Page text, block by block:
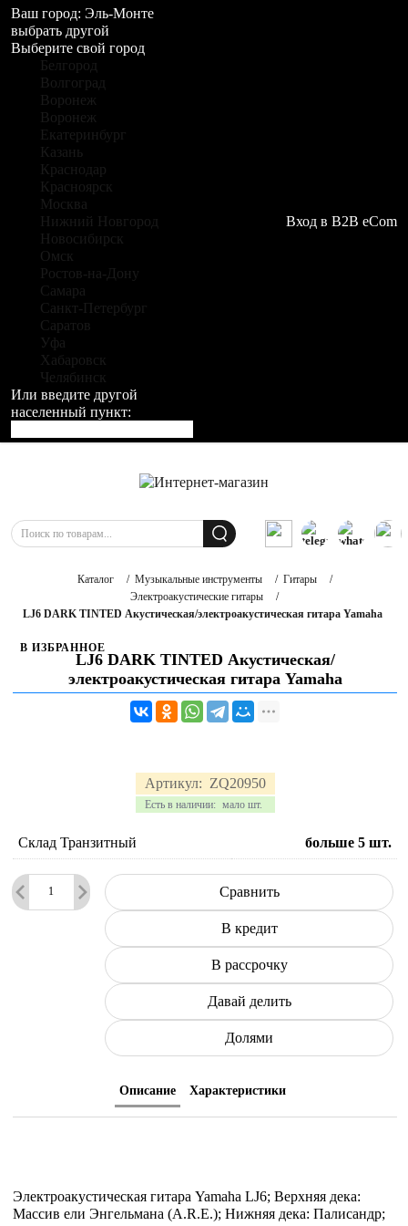
Ваш город: Эль-Монте
выбрать другой
Выберите свой город
Белгород
Волгоград
Воронеж
Воронеж
Екатеринбург
Казань
Краснодар
Красноярск
Москва
Нижний Новгород
Новосибирск
Омск
Ростов-на-Дону
Самара
Санкт-Петербург
Саратов
Уфа
Хабаровск
Челябинск
Или введите другой
населенный пункт:
Вход в B2B eCom
Каталог / Музыкальные инструменты / Гитары
/
Электроакустические гитары
/
LJ6 DARK TINTED Акустическая/электроакустическая гитара Yamaha
В ИЗБРАННОЕ
LJ6 DARK TINTED Акустическая/
электроакустическая гитара Yamaha
Артикул: ZQ20950
Есть в наличии: мало шт.
Склад Транзитный больше 5 шт.
Сравнить
В кредит
В рассрочку
Давай делить
Долями
Описание Характеристики
Электроакустическая гитара Yamaha LJ6; Верхняя дека:
Массив ели Энгельмана (A.R.E.); Нижняя дека: Палисандр;